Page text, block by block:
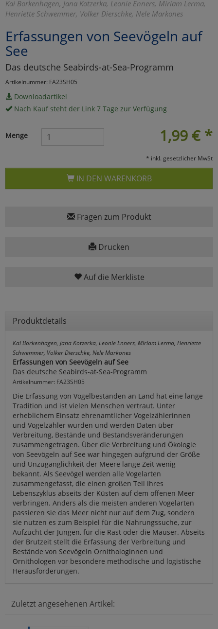
Kai Borkenhagen, Jana Kotzerka, Leonie Enners, Miriam Lerma,
Henriette Schwemmer, Volker Dierschke, Nele Markones
Erfassungen von Seevögeln auf
See
Das deutsche Seabirds-at-Sea-Programm
Artikelnummer: FA23SH05
Downloadartikel
Nach Kauf steht der Link 7 Tage zur Verfügung
1,99 € *
Menge
* inkl. gesetzlicher MwSt
IN DEN WARENKORB
Fragen zum Produkt
Drucken
Auf die Merkliste
Produktdetails
Kai Borkenhagen, Jana Kotzerka, Leonie Enners, Miriam Lerma, Henriette
Schwemmer, Volker Dierschke, Nele Markones
Erfassungen von Seevögeln auf See
Das deutsche Seabirds-at-Sea-Programm
Artikelnummer: FA23SH05
Die Erfassung von Vogelbeständen an Land hat eine lange
Tradition und ist vielen Menschen vertraut. Unter
erheblichem Einsatz ehrenamtlicher Vogelzählerinnen
und Vogelzähler wurden und werden Daten über
Verbreitung, Bestände und Bestandsveränderungen
zusammengetragen. Über die Verbreitung und Ökologie
von Seevögeln auf See war hingegen aufgrund der Größe
und Unzugänglichkeit der Meere lange Zeit wenig
bekannt. Als Seevögel werden alle Vogelarten
zusammengefasst, die einen großen Teil ihres
Lebenszyklus abseits der Küsten auf dem offenen Meer
verbringen. Anders als die meisten anderen Vogelarten
passieren sie das Meer nicht nur auf dem Zug, sondern
sie nutzen es zum Beispiel für die Nahrungssuche, zur
Aufzucht der Jungen, für die Rast oder die Mauser. Abseits
der Brutzeit stellt die Erfassung der Verbreitung und
Bestände von Seevögeln Ornithologinnen und
Ornithologen vor besondere methodische und logistische
Herausforderungen.
Zuletzt angesehenen Artikel:
Marketing
Umfragetools
Cookies